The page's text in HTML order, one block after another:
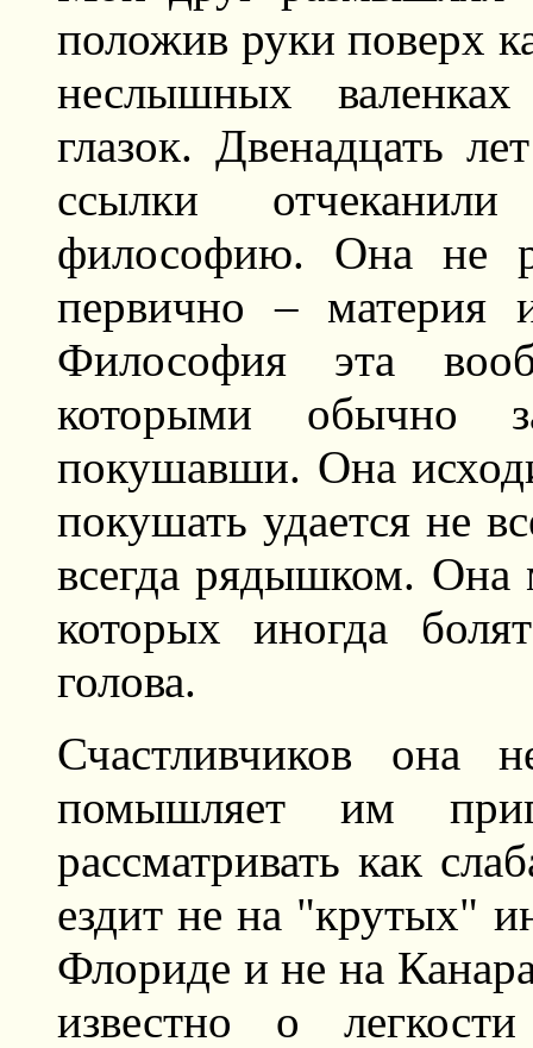
положив руки поверх
неслышных
глазок. Двенадцать
ссылки
философию. Она не
первично – материя
Философия эта
которыми обычно
покушавши. Она
покушать удается не
всегда рядышком. Она
которых иногда
голова.
Счастливчиков она
помышляет им
рассматривать как
ездит не на "крутых"
Флориде и не на
известно о